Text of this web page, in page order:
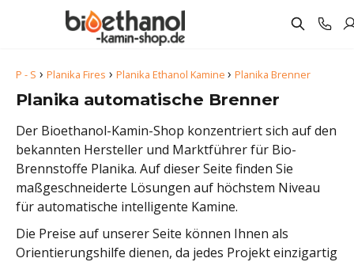
P - S › Planika Fires › Planika Ethanol Kamine › Planika Brenner
Planika automatische Brenner
Der Bioethanol-Kamin-Shop konzentriert sich auf den
bekannten Hersteller und Marktführer für Bio-
Brennstoffe Planika. Auf dieser Seite finden Sie
maßgeschneiderte Lösungen auf höchstem Niveau
für automatische intelligente Kamine.
Die Preise auf unserer Seite können Ihnen als
Orientierungshilfe dienen, da jedes Projekt einzigartig